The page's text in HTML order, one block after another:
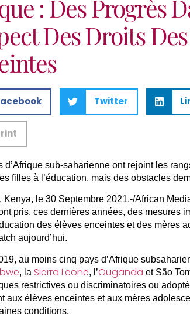
: Des Progrès
Des Droits
Twitter
d’Afrique sub-saharienne ont rejoint les
filles à l’éducation, mais des obstacles
Kenya, le 30 Septembre 2021,-/African
pris, ces dernières années, des mesures
des élèves enceintes et des mères
aujourd’hui.
au moins cinq pays d’Afrique
, la Sierra Leone, l’Ouganda et São
restrictives ou discriminatoires ou
aux élèves enceintes et aux mères
conditions.